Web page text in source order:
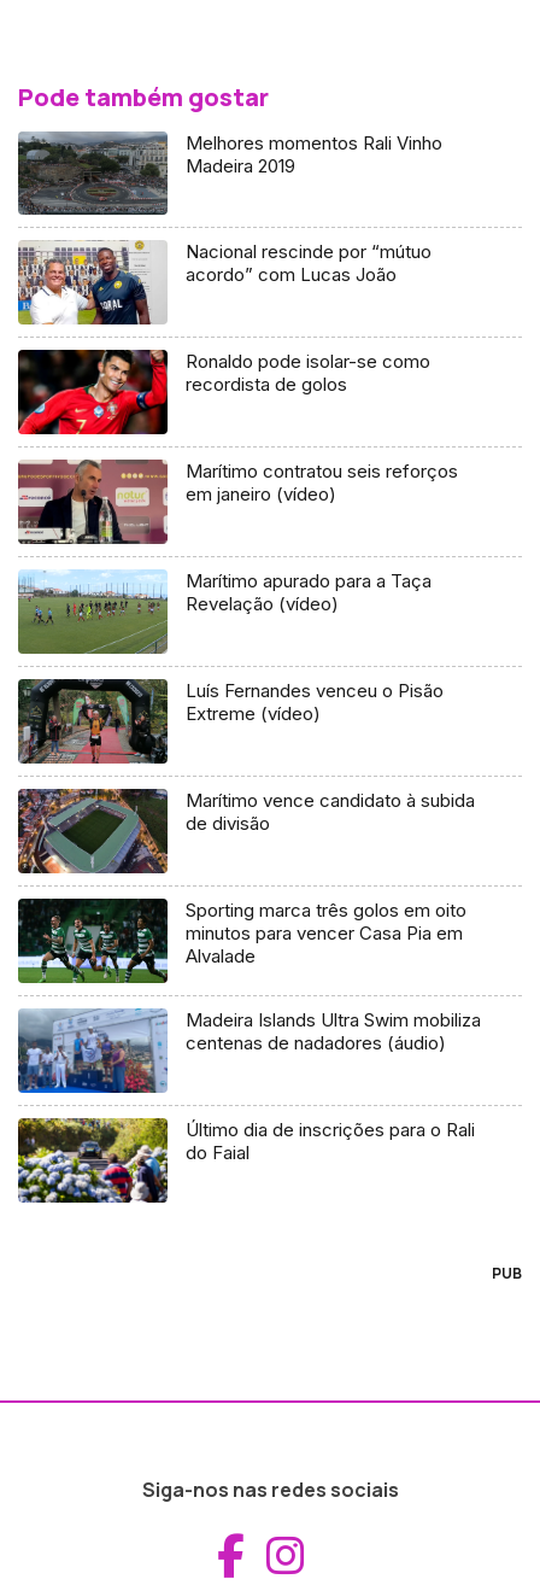
Pode também gostar
Melhores momentos Rali Vinho
Madeira 2019
Nacional rescinde por “mútuo
acordo” com Lucas João
Ronaldo pode isolar-se como
recordista de golos
Marítimo contratou seis reforços
em janeiro (vídeo)
Marítimo apurado para a Taça
Revelação (vídeo)
Luís Fernandes venceu o Pisão
Extreme (vídeo)
Marítimo vence candidato à subida
de divisão
Sporting marca três golos em oito
minutos para vencer Casa Pia em
Alvalade
Madeira Islands Ultra Swim mobiliza
centenas de nadadores (áudio)
Último dia de inscrições para o Rali
do Faial
PUB
Siga-nos nas redes sociais
Aceder ao